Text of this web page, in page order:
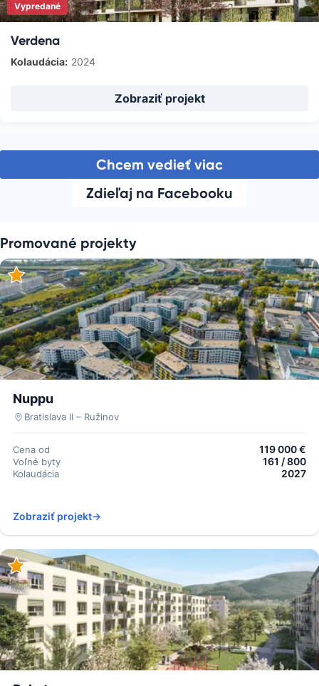
Vypredané
Verdena
Kolaudácia: 2024
Zobraziť projekt
Chcem vedieť viac
Zdieľaj na Facebooku
Promované projekty
Nuppu
Bratislava II – Ružinov
Cena od 119 000 €
Voľné byty 161 / 800
Kolaudácia 2027
Zobraziť projekt→